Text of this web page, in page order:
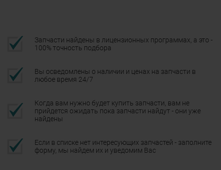
Запчасти найдены в лицензионных программах, а это -
100% точность подбора
Вы осведомлены о наличии и ценах на запчасти в
любое время 24/7
Когда вам нужно будет купить запчасти, вам не
прийдется ожидать пока запчасти найдут - они уже
найдены
Если в списке нет интересующих запчастей - заполните
форму, мы найдем их и уведомим Вас